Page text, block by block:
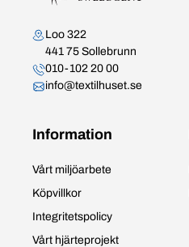
Loo 322
441 75 Sollebrunn
010-102 20 00
info@textilhuset.se
Information
Vårt miljöarbete
Köpvillkor
Integritetspolicy
Vårt hjärteprojekt